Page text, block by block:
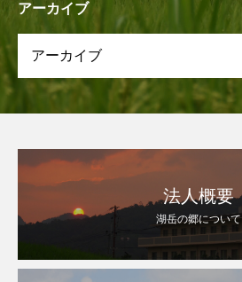
アーカイブ
法人概要
湖岳の郷について